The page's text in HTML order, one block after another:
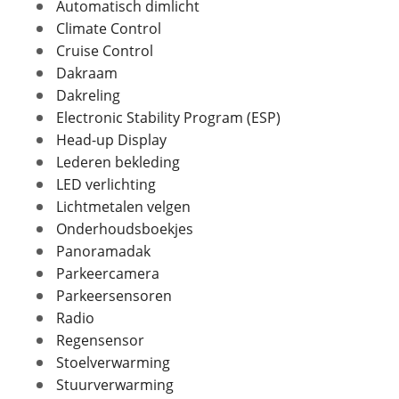
In- en exterieur
Aantal deuren
Aantal zitplaatsen
Bekleding
Interieurkleur
Zwart
Laksoort
Kleur
Fabriekskleur
Verbruik en milieu
Brandstof
CO2 uitstoot
Automatisch dimlicht
Climate Control
Cruise Control
Dakraam
Dakreling
Electronic Stability Program (ESP)
Head-up Display
Lederen bekleding
LED verlichting
Lichtmetalen velgen
Onderhoudsboekjes
Panoramadak
Parkeercamera
Parkeersensoren
Radio
Regensensor
Stoelverwarming
Stuurverwarming
Foto's
Klik hier om foto's te uploaden
(optioneel)
JPG, PNG (max 10 foto's)
Jouw contactgegevens
Naam
E-mailadres
Telefoonnummer (optioneel)